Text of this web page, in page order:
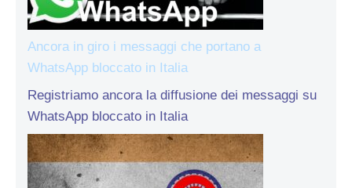
Ancora in giro i messaggi che portano a
WhatsApp bloccato in Italia
Registriamo ancora la diffusione dei messaggi su
WhatsApp bloccato in Italia